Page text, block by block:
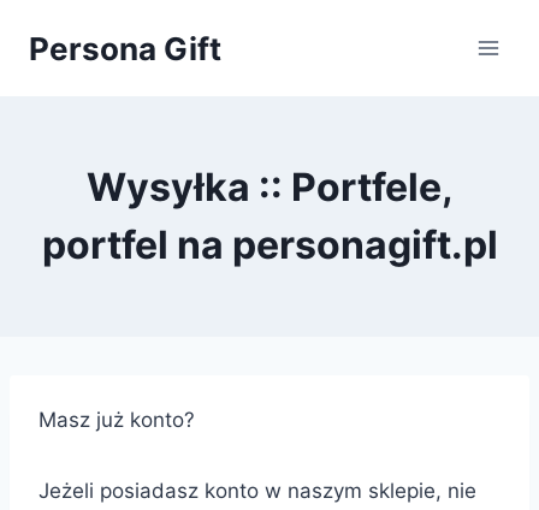
Persona Gift
Wysyłka :: Portfele,
portfel na personagift.pl
Masz już konto?
Jeżeli posiadasz konto w naszym sklepie, nie